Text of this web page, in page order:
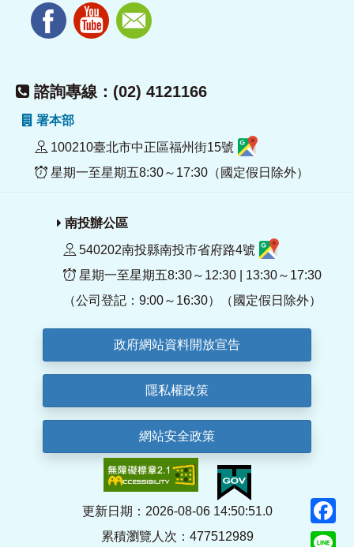
諮詢專線：(02) 4121166
署本部
100210臺北市中正區福州街15號
星期一至星期五8:30～17:30（國定假日除外）
南投辦公區
540202南投縣南投市省府路4號
星期一至星期五8:30～12:30 | 13:30～17:30
（公司登記：9:00～16:30）（國定假日除外）
政府網站資料開放宣告
隱私權政策
網站安全政策
更新日期：2026-08-06 14:50:51.0
累積瀏覽人次：477512989